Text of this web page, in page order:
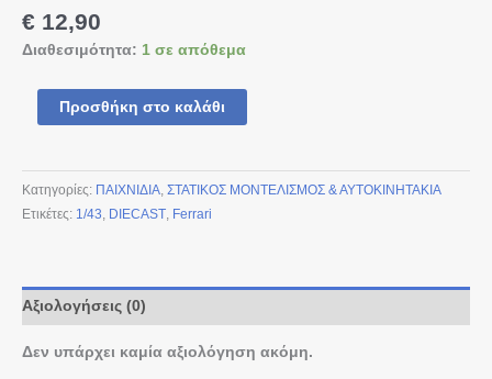
€ 12,90
Διαθεσιμότητα: 1 σε απόθεμα
Προσθήκη στο καλάθι
Κατηγορίες: ΠΑΙΧΝΙΔΙΑ, ΣΤΑΤΙΚΟΣ ΜΟΝΤΕΛΙΣΜΟΣ & ΑΥΤΟΚΙΝΗΤΑΚΙΑ
Ετικέτες: 1/43, DIECAST, Ferrari
Αξιολογήσεις (0)
Δεν υπάρχει καμία αξιολόγηση ακόμη.